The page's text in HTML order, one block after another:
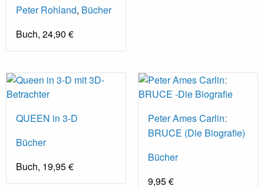
Peter Rohland, Bücher
Buch, 24,90 €
QUEEN in 3-D
Bücher
Buch, 19,95 €
Peter Ames Carlin:
BRUCE (Die Biografie)
Bücher
9,95 €